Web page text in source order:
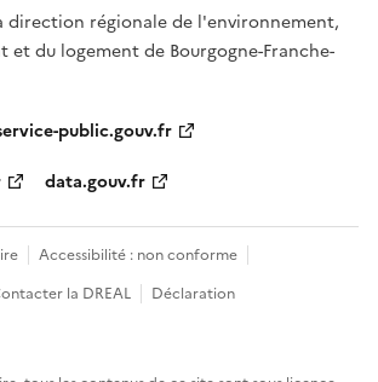
direction régionale de l'environnement,
et du logement de Bourgogne-Franche-
public.gouv.fr
data.gouv.fr
Accessibilité : non conforme
la DREAL
Déclaration